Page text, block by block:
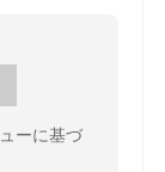
ーに基づ